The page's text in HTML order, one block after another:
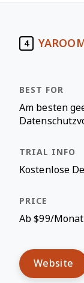
4
Am besten
Kostenlose
Ab $99/Monat
Website